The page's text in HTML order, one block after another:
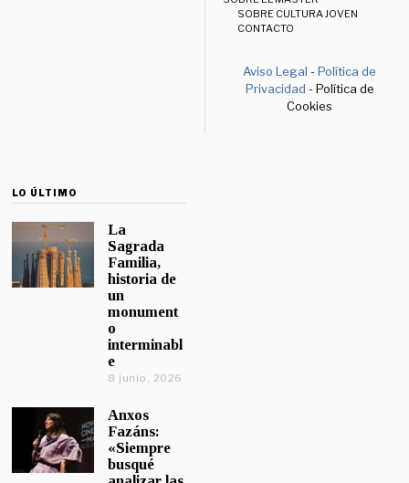
SOBRE CULTURA JOVEN
CONTACTO
Aviso Legal -Política de
Privacidad - Política de
Cookies
LO ÚLTIMO
La
Sagrada
Familia,
historia de
un
monument
o
interminabl
e
8 junio, 2026
Anxos
Fazáns:
«Siempre
busqué